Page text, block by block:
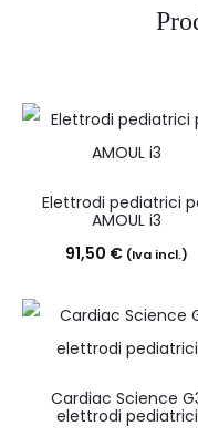
Elettrodi pediatrici
AMOUL i3
91,50 € (Iva incl.)
Cardiac Science
elettrodi pediatrici